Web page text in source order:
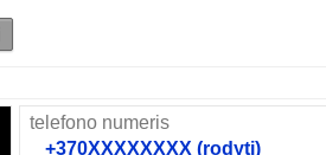
telefono numeris
+370XXXXXXXX (rodyti)